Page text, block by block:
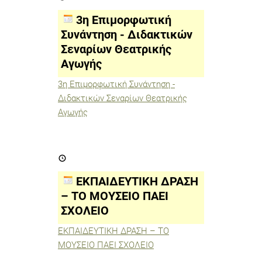
Διδακτικών
Σεναρίων
Θεατρικής
Αγωγής
3η Επιμορφωτική
Συνάντηση - Διδακτικών
Σεναρίων Θεατρικής
Αγωγής
3η Επιμορφωτική Συνάντηση -
Διδακτικών Σεναρίων Θεατρικής
Αγωγής
ΔΡΑΣΗ
ΜΟΥΣΕΙΟ
ΠΑΕΙ
ΣΧΟΛΕΙΟ
ΕΚΠΑΙΔΕΥΤΙΚΗ ΔΡΑΣΗ
– ΤΟ ΜΟΥΣΕΙΟ ΠΑΕΙ
ΣΧΟΛΕΙΟ
ΕΚΠΑΙΔΕΥΤΙΚΗ ΔΡΑΣΗ – ΤΟ
ΜΟΥΣΕΙΟ ΠΑΕΙ ΣΧΟΛΕΙΟ